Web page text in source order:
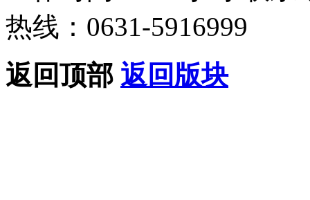
热线：0631-5916999
返回顶部 返回版块